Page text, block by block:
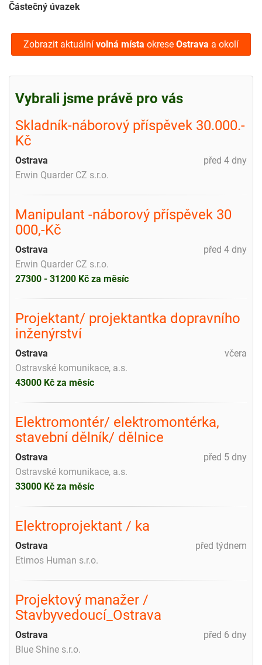
Částečný úvazek
Zobrazit aktuální volná místa okrese Ostrava a okolí
Vybrali jsme právě pro vás
Skladník-náborový příspěvek 30.000.-
Kč
před 4 dny
Ostrava
Erwin Quarder CZ s.r.o.
Manipulant -náborový příspěvek 30
000,-Kč
před 4 dny
Ostrava
Erwin Quarder CZ s.r.o.
27300 - 31200 Kč za měsíc
Projektant/ projektantka dopravního
inženýrství
včera
Ostrava
Ostravské komunikace, a.s.
43000 Kč za měsíc
Elektromontér/ elektromontérka,
stavební dělník/ dělnice
před 5 dny
Ostrava
Ostravské komunikace, a.s.
33000 Kč za měsíc
Elektroprojektant / ka
před týdnem
Ostrava
Etimos Human s.r.o.
Projektový manažer /
Stavbyvedoucí_Ostrava
před 6 dny
Ostrava
Blue Shine s.r.o.